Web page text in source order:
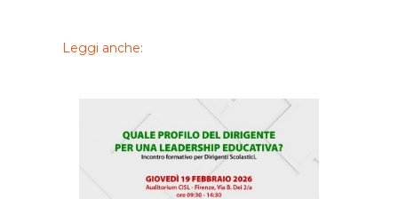
Leggi anche: